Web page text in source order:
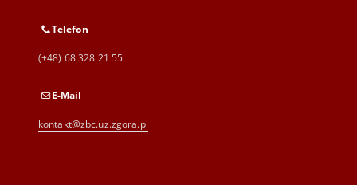
Telefon
(+48) 68 328 21 55
E-Mail
kontakt@zbc.uz.zgora.pl